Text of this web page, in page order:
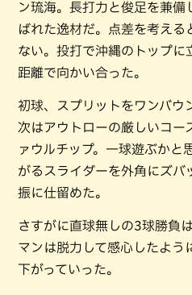
ン琉海。長打力と俊足を兼
ばれた逸材だ。点差を考える
ない。投打で沖縄のトップ
距離で向かい合った。
初球、スプリットをワンバウ
次はアウトローの厳しいコー
ァウルチップ。一球遊ぶかと
がるスライダーを外角にズバ
振に仕留めた。
さすがに直球無しの3球勝負
マンは脱力して感心したよう
下がっていった。